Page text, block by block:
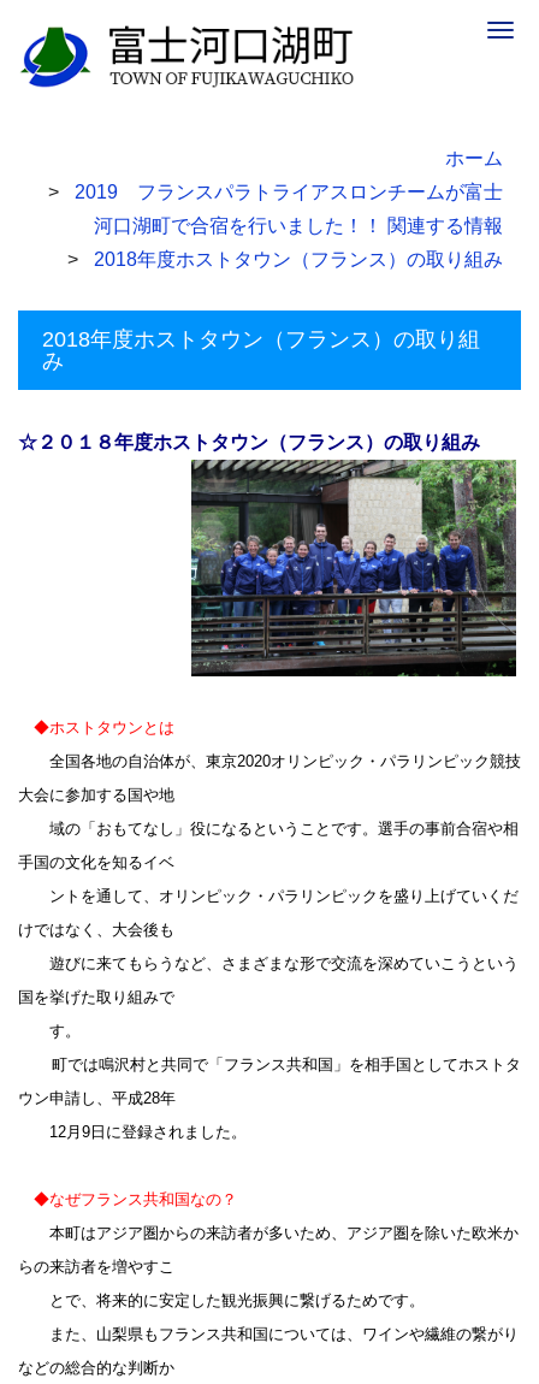
ホーム
2019 フランスパラトライアスロンチームが富士
河口湖町で合宿を行いました！！ 関連する情報
2018年度ホストタウン（フランス）の取り組み
2018年度ホストタウン（フランス）の取り組
み
☆２０１８年度ホストタウン（フランス）の取り組み
◆ホストタウンとは
全国各地の自治体が、東京2020オリンピック・パラリンピック競技
大会に参加する国や地
域の「おもてなし」役になるということです。選手の事前合宿や相
手国の文化を知るイベ
ントを通して、オリンピック・パラリンピックを盛り上げていくだ
けではなく、大会後も
遊びに来てもらうなど、さまざまな形で交流を深めていこうという
国を挙げた取り組みで
す。
町では鳴沢村と共同で「フランス共和国」を相手国としてホストタ
ウン申請し、平成28年
12月9日に登録されました。
◆なぜフランス共和国なの？
本町はアジア圏からの来訪者が多いため、アジア圏を除いた欧米か
らの来訪者を増やすこ
とで、将来的に安定した観光振興に繋げるためです。
また、山梨県もフランス共和国については、ワインや繊維の繋がり
などの総合的な判断か